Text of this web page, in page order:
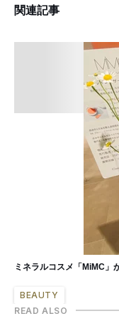
関連記事
ミネラルコスメ「MiMC」
BEAUTY
READ ALSO